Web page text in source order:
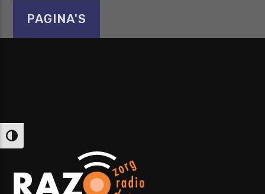
Keuze voor hoog contrast
PAGINA'S